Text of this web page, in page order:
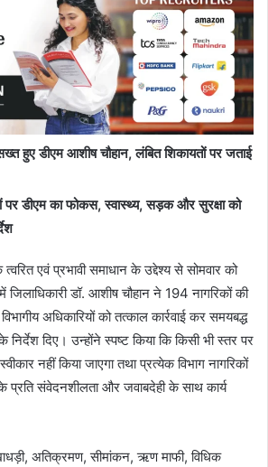
हुए डीएम आशीष चौहान, लंबित शिकायतों पर जताई
डीएम का फोकस, स्वास्थ्य, सड़क और सुरक्षा को
एवं प्रभावी समाधान के उद्देश्य से सोमवार को
जिलाधिकारी डॉ. आशीष चौहान ने 194 नागरिकों की
अधिकारियों को तत्काल कार्रवाई कर समयबद्ध
दिए। उन्होंने स्पष्ट किया कि किसी भी स्तर पर
नहीं किया जाएगा तथा प्रत्येक विभाग नागरिकों
संवेदनशीलता और जवाबदेही के साथ कार्य
अतिक्रमण, सीमांकन, ऋण माफी, विधिक